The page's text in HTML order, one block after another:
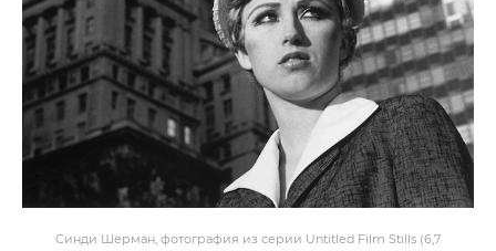
Синди Шерман, фотография из серии Untitled Film Stills (6,7